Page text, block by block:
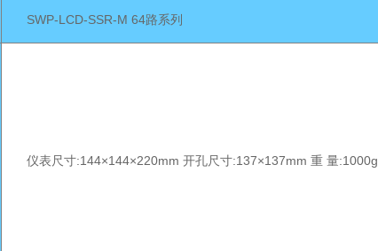
SWP-LCD-SSR-M 64路系列
仪表尺寸:144×144×220mm 开孔尺寸:137×137mm 重 量:1000g